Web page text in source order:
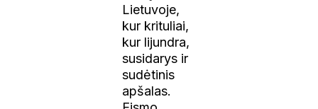
Lietuvoje,
kur krituliai,
kur lijundra,
susidarys ir
sudėtinis
apšalas.